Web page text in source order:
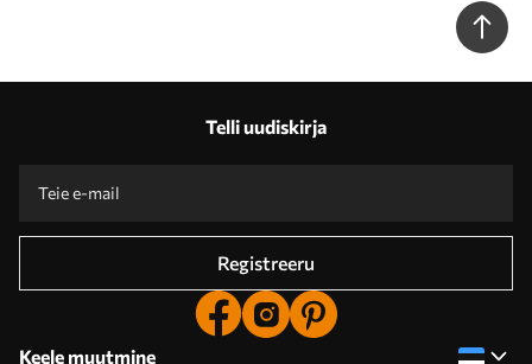
Telli uudiskirja
Registreeru
Keele muutmine